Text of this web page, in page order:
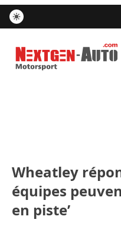
Nextgen-Auto.com
Wheatley
équipes
en piste’